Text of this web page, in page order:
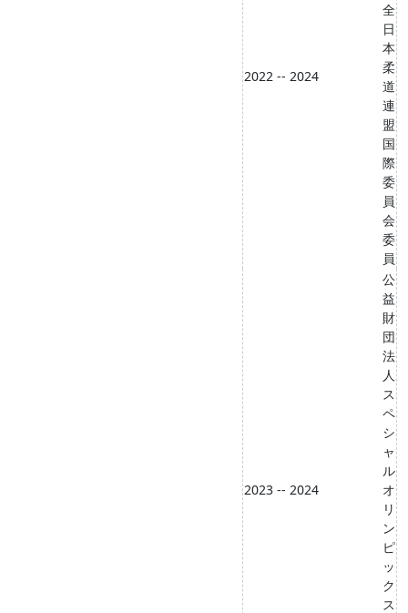
2022 -- 2024
全
日
本
柔
道
連
盟
国
際
委
員
会
委
員
2023 -- 2024
公
益
財
団
法
人
ス
ペ
シ
ャ
ル
オ
リ
ン
ピ
ッ
ク
ス